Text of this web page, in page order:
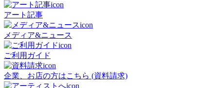
アート記事
メディア&ニュース
ご利用ガイド
企業、お店の方はこちら (資料請求)